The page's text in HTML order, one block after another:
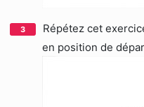
Répétez cet
en position de